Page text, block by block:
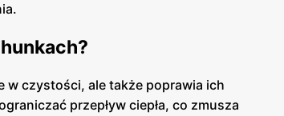
w czystości, ale także poprawia ich
przepływ ciepła, co zmusza